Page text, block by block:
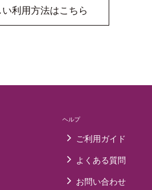
い利用方法はこちら
ヘルプ
ご利用ガイド
よくある質問
お問い合わせ